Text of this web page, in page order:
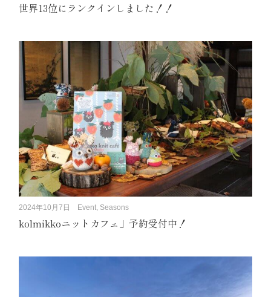
世界13位にランクインしました！！
2024年10月7日 Event, Seasons
kolmikkoニットカフェ」予約受付中！